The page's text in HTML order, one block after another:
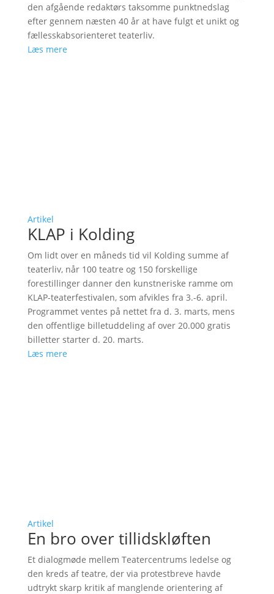
den afgående redaktørs taksomme punktnedslag
efter gennem næsten 40 år at have fulgt et unikt og
fællesskabsorienteret teaterliv.
Læs mere
Artikel
KLAP i Kolding
Om lidt over en måneds tid vil Kolding summe af
teaterliv, når 100 teatre og 150 forskellige
forestillinger danner den kunstneriske ramme om
KLAP-teaterfestivalen, som afvikles fra 3.-6. april.
Programmet ventes på nettet fra d. 3. marts, mens
den offentlige billetuddeling af over 20.000 gratis
billetter starter d. 20. marts.
Læs mere
Artikel
En bro over tillidskløften
Et dialogmøde mellem Teatercentrums ledelse og
den kreds af teatre, der via protestbreve havde
udtrykt skarp kritik af manglende orientering af